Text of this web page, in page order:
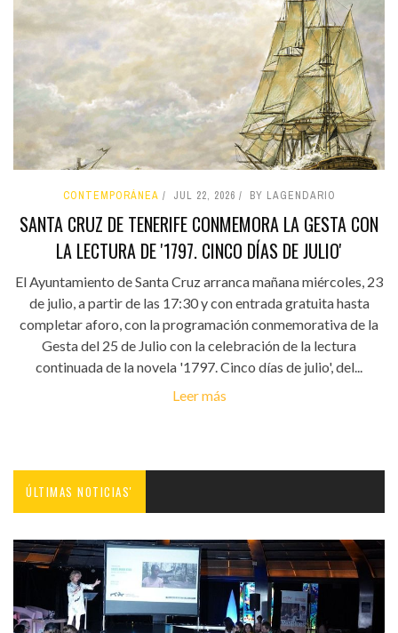
CONTEMPORÁNEA JUL 22, 2026 BY LAGENDARIO
SANTA CRUZ DE TENERIFE CONMEMORA LA GESTA CON
LA LECTURA DE '1797. CINCO DÍAS DE JULIO'
El Ayuntamiento de Santa Cruz arranca mañana miércoles, 23
de julio, a partir de las 17:30 y con entrada gratuita hasta
completar aforo, con la programación conmemorativa de la
Gesta del 25 de Julio con la celebración de la lectura
continuada de la novela '1797. Cinco días de julio', del...
Leer más
ÚLTIMAS NOTICIAS'